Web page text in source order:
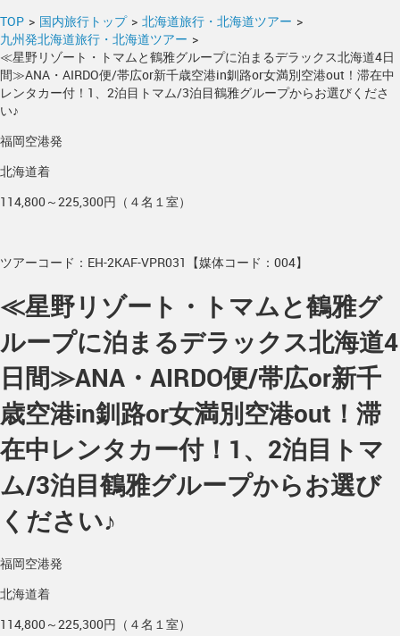
TOP > 国内旅行トップ > 北海道旅行・北海道ツアー >
九州発北海道旅行・北海道ツアー >
≪星野リゾート・トマムと鶴雅グループに泊まるデラックス北海道4日
間≫ANA・AIRDO便/帯広or新千歳空港in釧路or女満別空港out！滞在中
レンタカー付！1、2泊目トマム/3泊目鶴雅グループからお選びくださ
い♪
福岡空港発
北海道着
114,800～225,300円（４名１室）
ツアーコード：EH-2KAF-VPR031【媒体コード：004】
≪星野リゾート・トマムと鶴雅グ
ループに泊まるデラックス北海道4
日間≫ANA・AIRDO便/帯広or新千
歳空港in釧路or女満別空港out！滞
在中レンタカー付！1、2泊目トマ
ム/3泊目鶴雅グループからお選び
ください♪
福岡空港発
北海道着
114,800～225,300円（４名１室）